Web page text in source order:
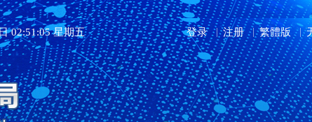
02:51:05 星期五 登录 注册 繁體版